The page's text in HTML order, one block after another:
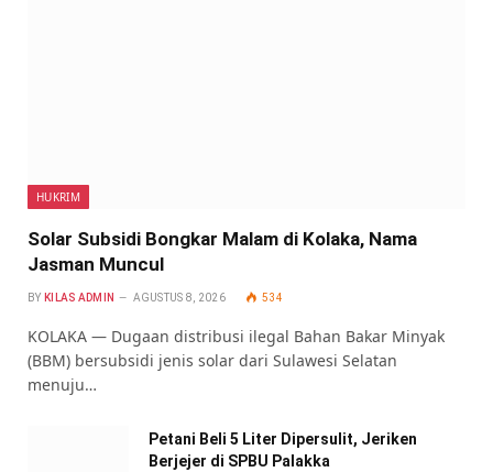
HUKRIM
Solar Subsidi Bongkar Malam di Kolaka, Nama
Jasman Muncul
BY KILAS ADMIN AGUSTUS 8, 2026 534
KOLAKA — Dugaan distribusi ilegal Bahan Bakar Minyak
(BBM) bersubsidi jenis solar dari Sulawesi Selatan
menuju…
Petani Beli 5 Liter Dipersulit, Jeriken
Berjejer di SPBU Palakka